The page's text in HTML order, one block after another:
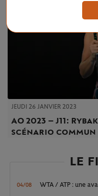
JEUDI 26 JANVIER 2023
AO 2023 – J11 :
scénario commun
LE
04/08 WTA / ATP : une